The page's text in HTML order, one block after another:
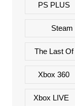
PS PLUS
Steam
The Last
Xbox 360
Xbox LIVE